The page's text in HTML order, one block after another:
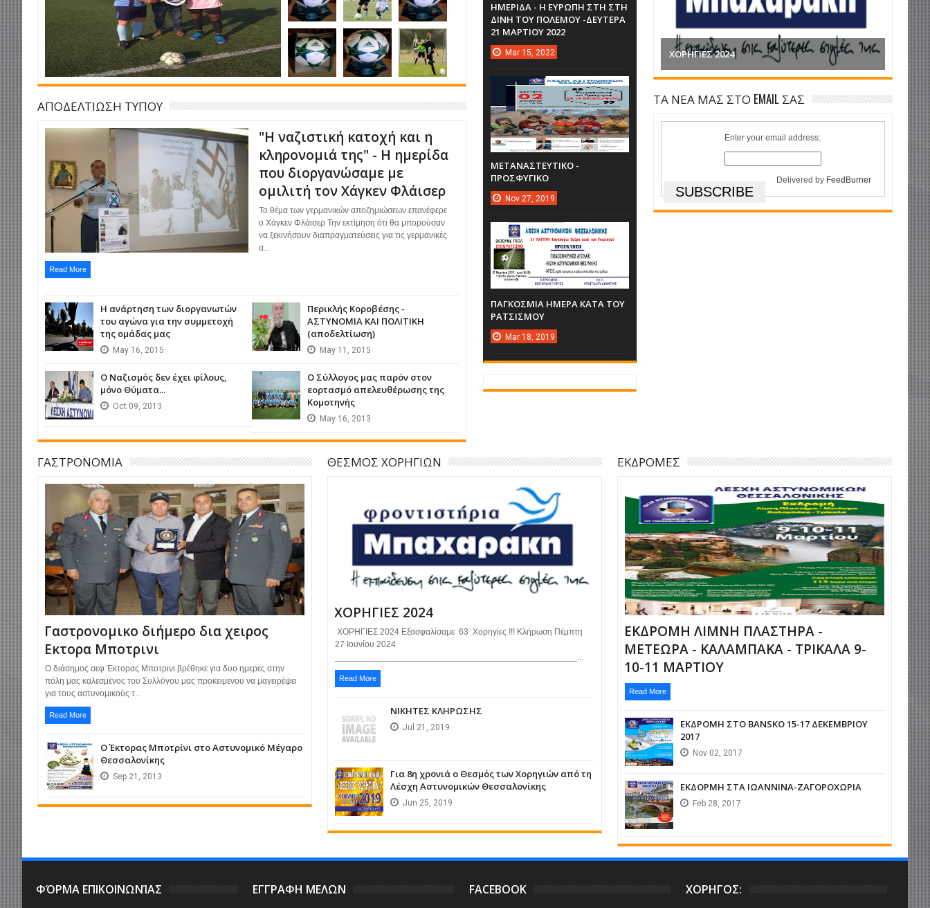
ΑΠΟΔΕΛΤΙΩΣΗ ΤΥΠΟΥ
"Η ναζιστική κατοχή και η
κληρονομιά της" - Η ημερίδα
που διοργανώσαμε με
ομιλιτή τον Χάγκεν Φλάισερ
Το θέμα των γερμανικών αποζημιώσεων επανέφερε
ο Χάγκεν Φλάισερ Την εκτίμηση ότι θα μπορούσαν
να ξεκινήσουν διαπραγματεύσεις για τις γερμανικές
α...
Read More
Η ανάρτηση των διοργανωτών
του αγώνα για την συμμετοχή
της ομάδας μας
May 16, 2015
Περικλής Κοροβέσης -
ΑΣΤΥΝΟΜΙΑ ΚΑΙ ΠΟΛΙΤΙΚΗ
(αποδελτίωση)
May 11, 2015
Ο Ναζισμός δεν έχει φίλους,
μόνο Θύματα...
Oct 09, 2013
Ο Σύλλογος μας παρόν στον
εορτασμό απελευθέρωσης της
Κομοτηνής
May 16, 2013
ΗΜΕΡΙΔΑ - Η ΕΥΡΩΠΗ ΣΤΗ ΣΤΗ ΔΙΝΗ ΤΟΥ
ΠΟΛΕΜΟΥ -ΔΕΥΤΕΡΑ 21 ΜΑΡΤΙΟΥ 2022
ΤΑ ΝΕΑ ΜΑΣ ΣΤΟ EMAIL ΣΑΣ
Enter your email address:
Delivered by FeedBurner
ΗΜΕΡΙΔΑ - Η ΕΥΡΩΠΗ ΣΤΗ ΣΤΗ
ΔΙΝΗ ΤΟΥ ΠΟΛΕΜΟΥ -ΔΕΥΤΕΡΑ
21 ΜΑΡΤΙΟΥ 2022
Mar 15, 2022
ΜΕΤΑΝΑΣΤΕΥΤΙΚΟ -
ΠΡΟΣΦΥΓΙΚΟ
Nov 27, 2019
ΠΑΓΚΟΣΜΙΑ ΗΜΕΡΑ ΚΑΤΑ ΤΟΥ
ΡΑΤΣΙΣΜΟΥ
Mar 18, 2019
ΓΑΣΤΡΟΝΟΜΙΑ
Γαστρονομικο διήμερο δια χειρος
Εκτορα Μποτρινι
Ο διάσημος σεφ Έκτορας Μποτρινι βρέθηκε για δυο ημερες στην
πόλη μας καλεσμένος του Συλλόγου μας προκειμενου να μαγειρέψει
για τους αστυνομικούς τ...
Read More
Ο Έκτορας Μποτρίνι στο Αστυνομικό Μέγαρο
Θεσσαλονίκης
Sep 21, 2013
ΘΕΣΜΟΣ ΧΟΡΗΓΙΩΝ
ΧΟΡΗΓΙΕΣ 2024
ΧΟΡΗΓΙΕΣ 2024 Εξασφαλίσαμε 63 Χορηγίες !!! Κλήρωση Πέμπτη
27 Ιουνίου 2024
__________________________________________________...
Read More
ΝΙΚΗΤΕΣ ΚΛΗΡΩΣΗΣ
Jul 21, 2019
Για 8η χρονιά ο Θεσμός των Χορηγιών από τη
Λέσχη Αστυνομικών Θεσσαλονίκης
Jun 25, 2019
ΕΚΔΡΟΜΕΣ
ΕΚΔΡΟΜΗ ΛΙΜΝΗ ΠΛΑΣΤΗΡΑ -
ΜΕΤΕΩΡΑ - ΚΑΛΑΜΠΑΚΑ - ΤΡΙΚΑΛΑ 9-
10-11 ΜΑΡΤΙΟΥ
Read More
ΕΚΔΡΟΜΗ ΣΤΟ BANSKO 15-17 ΔΕΚΕΜΒΡΙΟΥ
2017
Nov 02, 2017
ΕΚΔΟΡΜΗ ΣΤΑ ΙΩΑΝΝΙΝΑ-ΖΑΓΟΡΟΧΩΡΙΑ
Feb 28, 2017
ΦΌΡΜΑ ΕΠΙΚΟΙΝΩΝΊΑΣ ΕΓΓΡΑΦΗ ΜΕΛΩΝ FACEBOOK ΧΟΡΗΓΟΣ: